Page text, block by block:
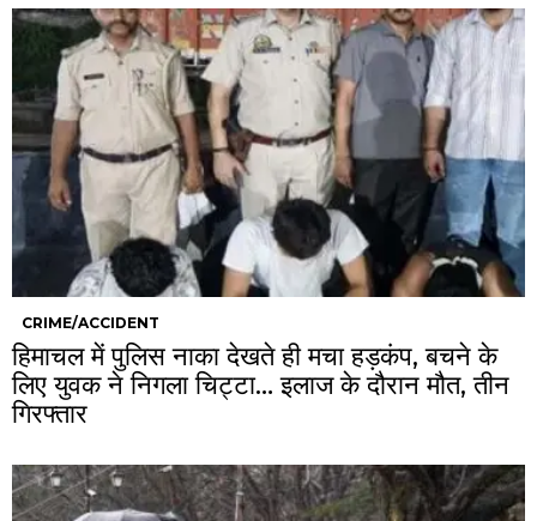
CRIME/ACCIDENT
हिमाचल में पुलिस नाका देखते ही मचा हड़कंप, बचने के
लिए युवक ने निगला चिट्टा… इलाज के दौरान मौत, तीन
गिरफ्तार